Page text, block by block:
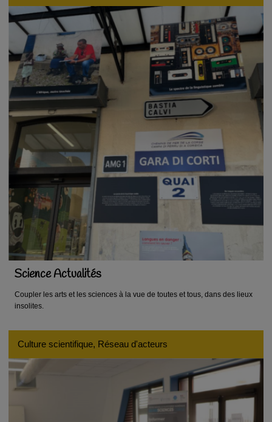
Science Actualités
Coupler les arts et les sciences à la vue de toutes et tous, dans des lieux
insolites.
Culture scientifique, Réseau d'acteurs